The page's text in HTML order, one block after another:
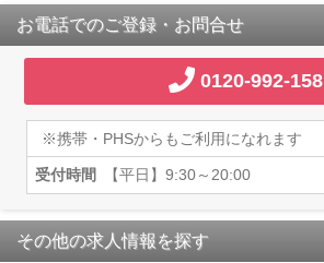
お電話でのご登録・お問合せ
0120-992-158
※携帯・PHSからもご利用になれます
受付時間 【平日】9:30～20:00
その他の求人情報を探す